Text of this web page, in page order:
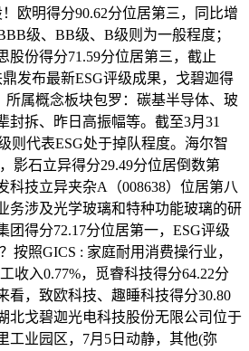
欧明得分90.62分位居第三，同比增
级、BB级、B级则为一般程度；
股份得分71.59分位居第三，截止
发布最新ESG评级成果，戈碧迦得
所属概念板块包罗：碳基半导体、玻
封拆、昨日高振幅等。截至3月31
则代表ESG处于掉队程度。海尔智
影石立异得分29.49分位居倒数第
科技立异夹杂A（008638）位居第八
务涉及光学玻璃和特种功能玻璃的研
团得分72.17分位居第一，ESG评级
按照GICS : 家庭耐用消费操行业，
收入0.77%，觅睿科技得分64.22分
看，致欧科技、趣睡科技得分30.80
北戈碧迦光电科技股份无限公司位于
工业园区，7月5日动静，其他(弥